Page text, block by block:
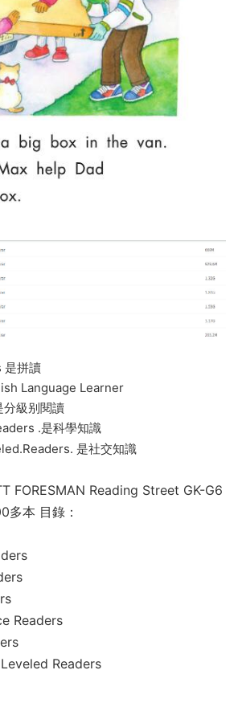
是拼讀
Language Learner
級别閱讀
.是科學知識
是社交知識
FORESMAN Reading Street GK-G6
多本 目錄：
Readers
Readers